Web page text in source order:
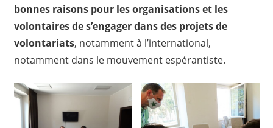
bonnes raisons pour les organisations et les
volontaires de s’engager dans des projets de
volontariats, notamment à l’international,
notamment dans le mouvement espérantiste.